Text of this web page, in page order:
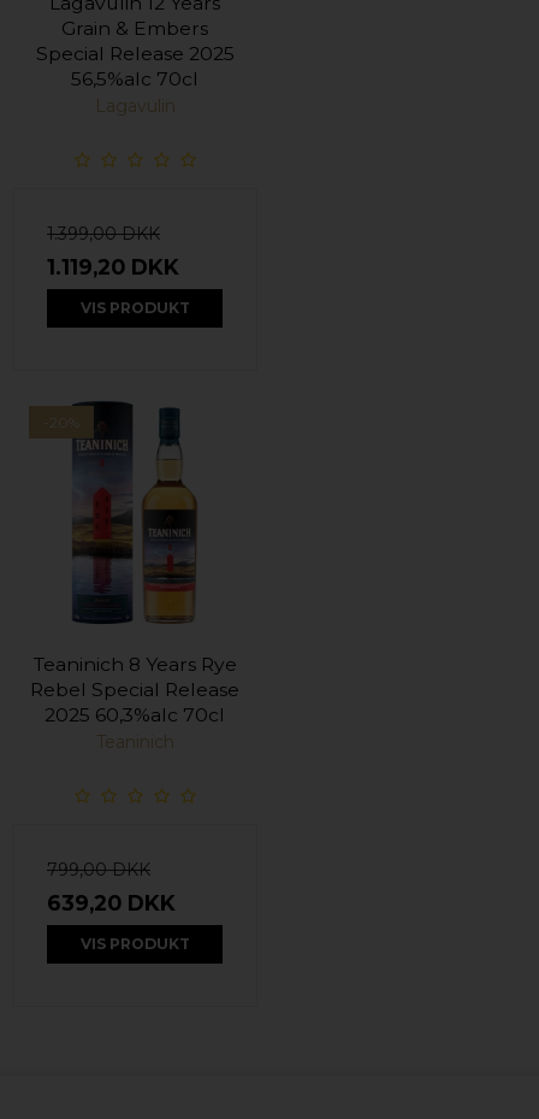
Grain & Embers
Special Release 2025
56,5%alc 70cl
Lagavulin
1.399,00 DKK
1.119,20 DKK
VIS PRODUKT
-20%
Teaninich 8 Years Rye
Rebel Special Release
2025 60,3%alc 70cl
Teaninich
799,00 DKK
639,20 DKK
VIS PRODUKT